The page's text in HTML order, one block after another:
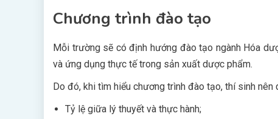
Chương trình đào tạo
Mỗi trường sẽ có định hướng đào tạo ngành Hóa
và ứng dụng thực tế trong sản xuất dược phẩm.
Do đó, khi tìm hiểu chương trình đào tạo, thí sinh nên
Tỷ lệ giữa lý thuyết và thực hành;